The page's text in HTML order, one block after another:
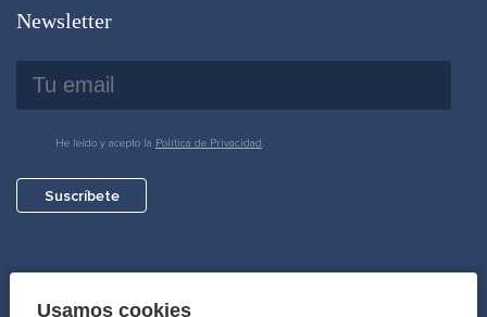
Newsletter
He leído y acepto la Política de Privacidad.
Suscríbete
Pago seguro
Usamos cookies